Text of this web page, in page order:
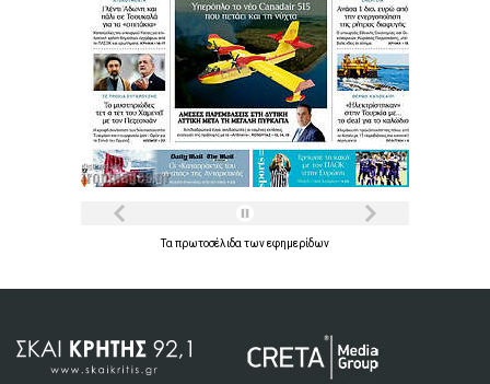
Τα πρωτοσέλιδα τωνεφημερίδων